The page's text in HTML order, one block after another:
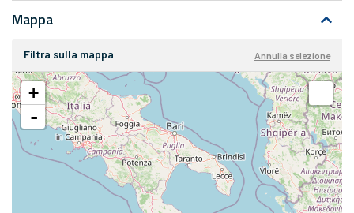
Mappa
Filtra sulla mappa Annulla selezione
+
-